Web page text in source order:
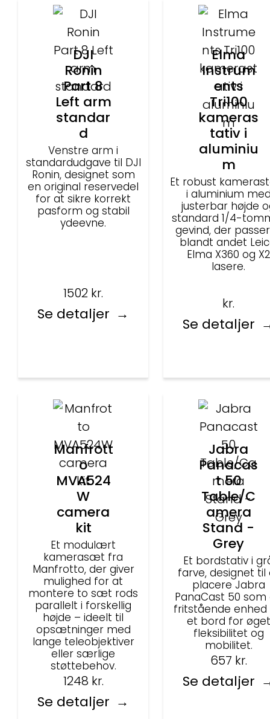
DJI
Ronin
Part 8
Left arm
standar
d
Venstre arm i
standardudgave til DJI
Ronin, designet som
en original reservedel
for at sikre korrekt
pasform og stabil
ydeevne.
1502 kr.
Se detaljer
Elma
Instrum
ents
Tri100
kameras
tativ i
aluminiu
m
Et robust
i aluminium
justerbar højde
standard 1/4-
gevind, der
blandt andet
Elma X360 og X2
lasere.
kr.
Se detaljer
Manfrott
o
MVA524
W
camera
kit
Et modulært
kamerasæt fra
Manfrotto, der giver
mulighed for at
montere to sæt rods
parallelt i forskellig
højde – ideelt til
opsætninger med
lange teleobjektiver
eller særlige
støttebehov.
1248 kr.
Se detaljer
Jabra
Panacas
t 50
Table/C
amera
Stand -
Grey
Et bordstativ i
farve, designet til
placere Jabra
PanaCast 50 som
fritstående enhed
et bord for øget
fleksibilitet og
mobilitet.
657 kr.
Se detaljer